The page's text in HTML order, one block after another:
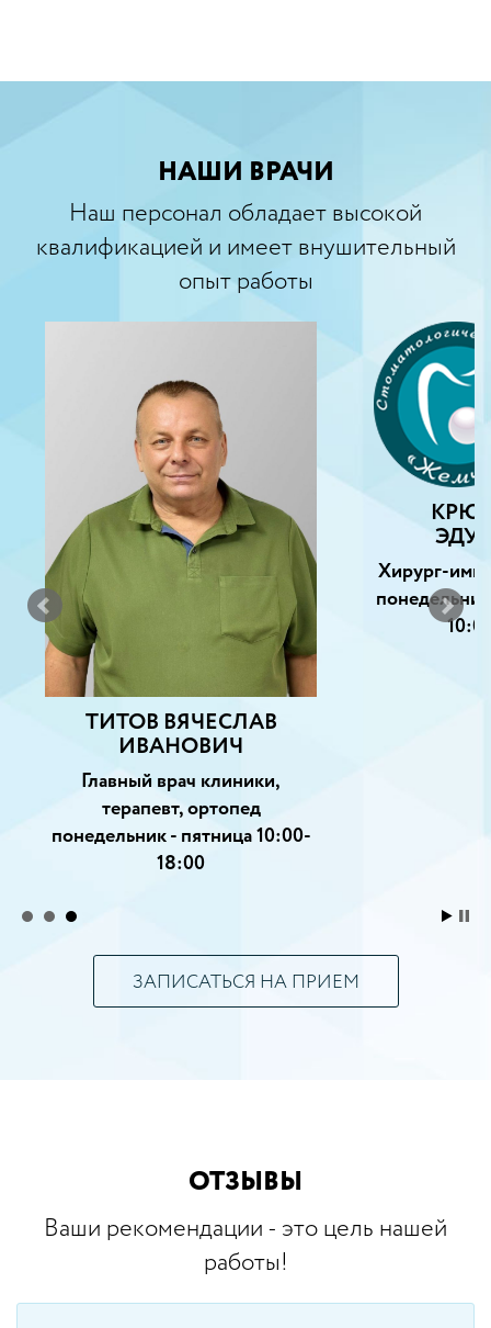
НАШИ ВРАЧИ
Наш персонал обладает высокой
квалификацией и имеет внушительный
опыт работы
ТИТОВ ВЯЧЕСЛАВ
ИВАНОВИЧ
Главный врач клиники,
терапевт, ортопед
понедельник - пятница 10:00-
18:00
Хирург-
ЗАПИСАТЬСЯ НА ПРИЕМ
ОТЗЫВЫ
Ваши рекомендации - это цель нашей
работы!